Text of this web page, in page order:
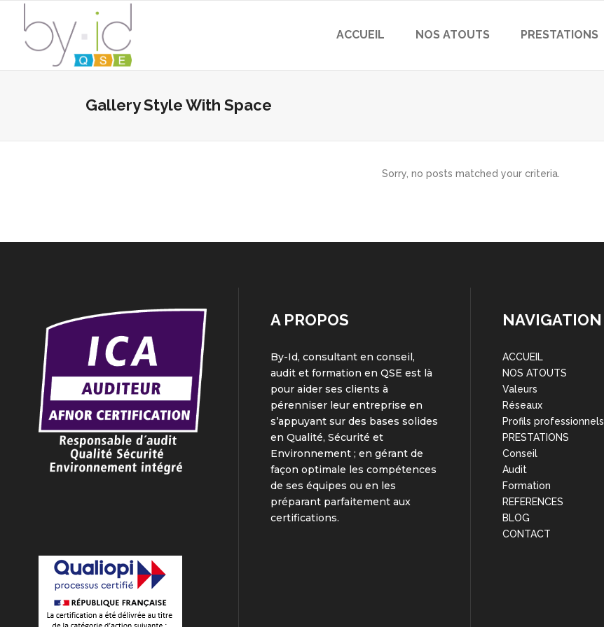
ACCUEIL NOS ATOUTS PRESTATIONS
Gallery Style With Space
Sorry, no posts matched your criteria.
A PROPOS
By-Id, consultant en conseil,
audit et formation en QSE est là
pour aider ses clients à
pérenniser leur entreprise en
s’appuyant sur des bases solides
en Qualité, Sécurité et
Environnement ; en gérant de
façon optimale les compétences
de ses équipes ou en les
préparant parfaitement aux
certifications.
NAVIGATION
ACCUEIL
NOS ATOUTS
Valeurs
Réseaux
Profils professionnels
PRESTATIONS
Conseil
Audit
Formation
REFERENCES
BLOG
CONTACT